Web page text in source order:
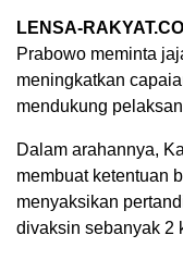
LENSA-
Prabowo meminta
meningkatkan
mendukung
Dalam arahannya,
membuat ketentuan
menyaksikan
divaksin sebanyak 2